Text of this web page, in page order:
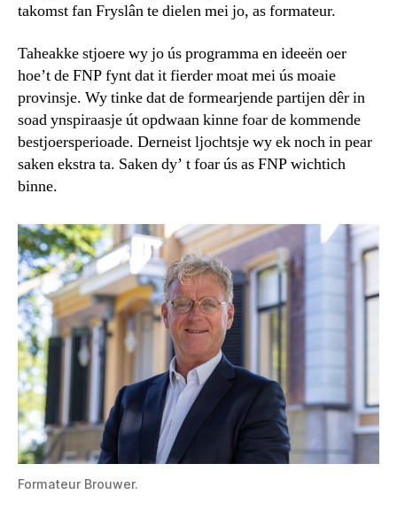
takomst fan Fryslân te dielen mei jo, as formateur.
Taheakke stjoere wy jo ús programma en ideeën oer
hoe’t de FNP fynt dat it fierder moat mei ús moaie
provinsje. Wy tinke dat de formearjende partijen dêr in
soad ynspiraasje út opdwaan kinne foar de kommende
bestjoersperioade. Derneist ljochtsje wy ek noch in pear
saken ekstra ta. Saken dy’ t foar ús as FNP wichtich
binne.
Formateur Brouwer.